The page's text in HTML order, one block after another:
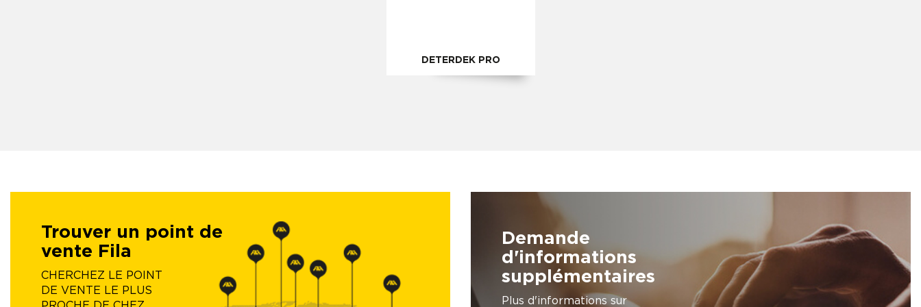
DETERDEK PRO
Trouver un point de
vente Fila
CHERCHEZ LE POINT
DE VENTE LE PLUS
Demande
d'informations
supplémentaires
Plus d'informations sur